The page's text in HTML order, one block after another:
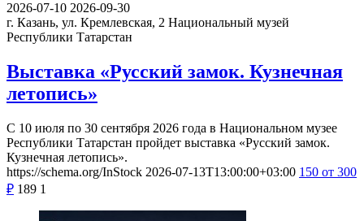
2026-07-10 2026-09-30
г. Казань, ул. Кремлевская, 2 Национальный музей
Республики Татарстан
Выставка «Русский замок. Кузнечная
летопись»
С 10 июля по 30 сентября 2026 года в Национальном музее
Республики Татарстан пройдет выставка «Русский замок.
Кузнечная летопись».
https://schema.org/InStock 2026-07-13T13:00:00+03:00 150 от 300
₽ 189 1